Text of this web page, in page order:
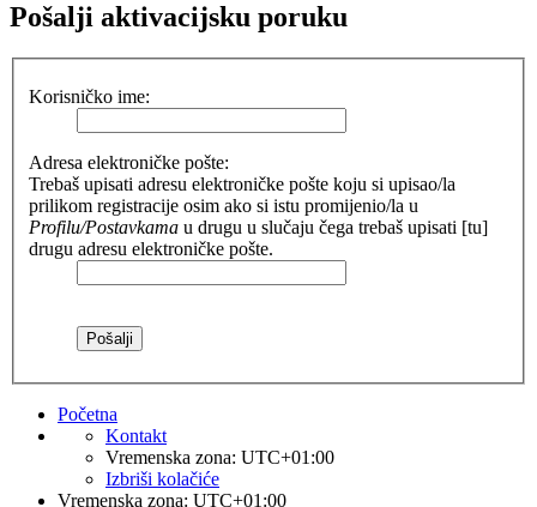
Pošalji aktivacijsku poruku
Korisničko ime:
Adresa elektroničke pošte:
Trebaš upisati adresu elektroničke pošte koju si upisao/la
prilikom registracije osim ako si istu promijenio/la u
Profilu/Postavkama u drugu u slučaju čega trebaš upisati [tu]
drugu adresu elektroničke pošte.
Početna
Kontakt
Vremenska zona: UTC+01:00
Izbriši kolačiće
Vremenska zona: UTC+01:00